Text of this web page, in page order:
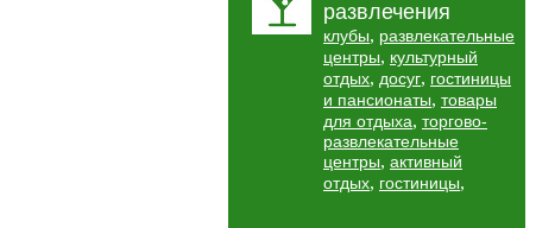
развлечения
клубы, развлекательные
центры, культурный
отдых, досуг, гостиницы
и пансионаты, товары
для отдыха, торгово-
развлекательные
центры, активный
отдых, гостиницы,